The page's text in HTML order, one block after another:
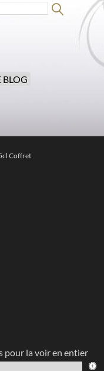
Coffret
pour la voir en entier